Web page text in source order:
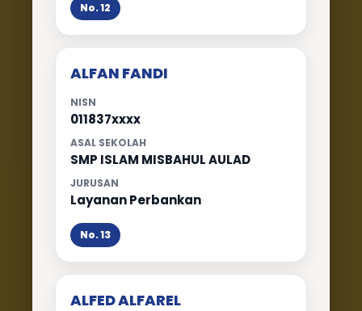
No. 12
ALFAN FANDI
NISN
011837xxxx
ASAL SEKOLAH
SMP ISLAM MISBAHUL AULAD
JURUSAN
Layanan Perbankan
No. 13
ALFED ALFAREL